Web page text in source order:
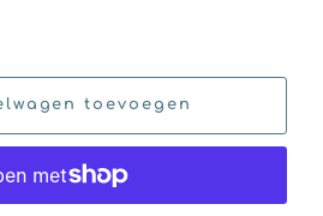
toevoegen